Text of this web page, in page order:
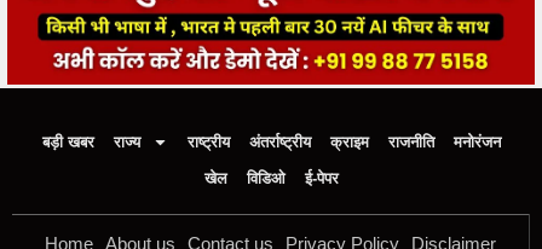
बड़ी खबर राज्य राष्ट्रीय अंतर्राष्ट्रीय क्राइम राजनीति
मनोरंजन
खेल
विडिओ ई-पेपर
Home About us Contact us Privacy Policy Disclaimer